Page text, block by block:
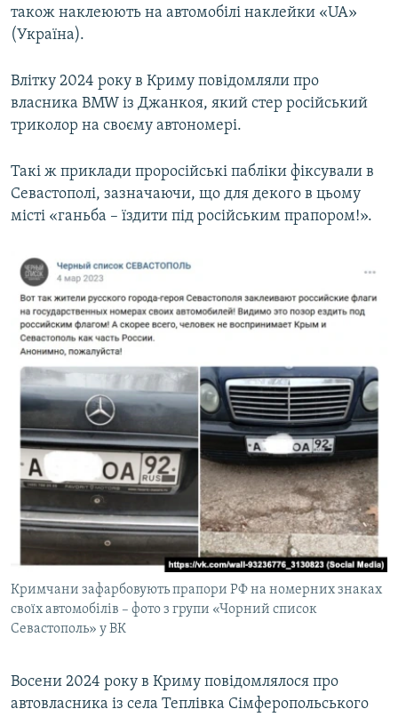
також наклеюють на автомобілі наклейки «UA»
(Україна).
Влітку 2024 року в Криму повідомляли про
власника BMW із Джанкоя, який стер російський
триколор на своєму автономері.
Такі ж приклади проросійські пабліки фіксували в
Севастополі, зазначаючи, що для декого в цьому
місті «ганьба – їздити під російським прапором!».
Кримчани зафарбовують прапори РФ на номерних знаках
своїх автомобілів – фото з групи «Чорний список
Севастополь» у ВК
Восени 2024 року в Криму повідомлялося про
автовласника із села Теплівка Сімферопольського